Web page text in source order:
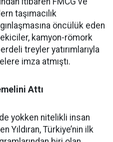
taşımacılık
öncülük eden
kamyon-römork
treyler yatırımlarıyla
imza atmıştı.
Attı
yokken nitelikli insan
Yıldıran, Türkiye’nin ilk